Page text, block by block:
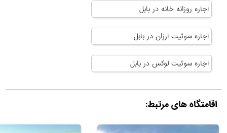
اجاره روزانه خانه در بابل
اجاره سوئیت ارزان در بابل
اجاره سوئیت لوکس در بابل
اقامتگاه های مرتبط: